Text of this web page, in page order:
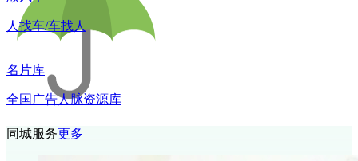
人找车/车找人
名片库
全国广告人脉资源库
同城服务更多